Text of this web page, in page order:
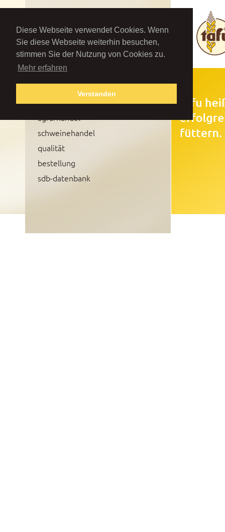
Diese Webseite verwendet Cookies. Wenn
Sie diese Webseite weiterhin besuchen,
stimmen Sie der Nutzung von Cookies zu.
Mehr erfahren
Verstanden
tafu
mischfutter
agrarhandel
schweinehandel
qualität
bestellung
sdb-datenbank